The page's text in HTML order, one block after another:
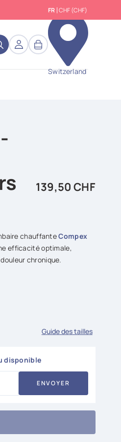
FR CHF (CHF)
Switzerland
139,50 CHF
chauffanteCompex
efficacité optimale,
chronique.
Guide des tailles
disponible
ENVOYER